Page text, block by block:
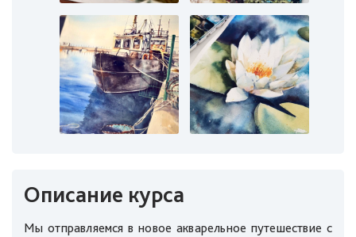
Описание курса
Мы отправляемся в новое акварельное путешествие с